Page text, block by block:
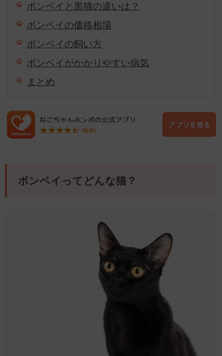
ボンベイと黒猫の違いは？
ボンベイの価格相場
ボンベイの飼い方
ボンベイがかかりやすい病気
まとめ
ボンベイってどんな猫？